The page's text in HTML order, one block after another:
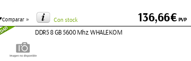
Comparar » Con stock 136,66€PVP
DDR5 8 GB 5600 Mhz. WHALEKOM